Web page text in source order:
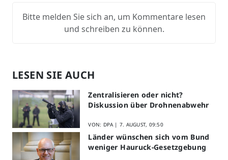
Bitte melden Sie sich an, um Kommentare lesen
und schreiben zu können.
LESEN SIE AUCH
Zentralisieren oder nicht?
Diskussion über Drohnenabwehr
VON: DPA | 7. AUGUST, 09:50
Länder wünschen sich vom Bund
weniger Hauruck-Gesetzgebung